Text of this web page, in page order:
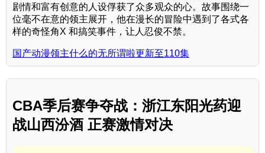
剧情和富有创意的人设俘获了众多观众的心。故事围绕一
位毫不在意的领主展开，他在漫长的冒险中遇到了各式各
样的奇怪角X 和搞笑事件，让人忍俊不禁。
国产动漫领主什么的无所谓啦更新至110集
CBA季后赛争夺战：浙江东阳光药迎
战山西汾酒 正赛激情对决